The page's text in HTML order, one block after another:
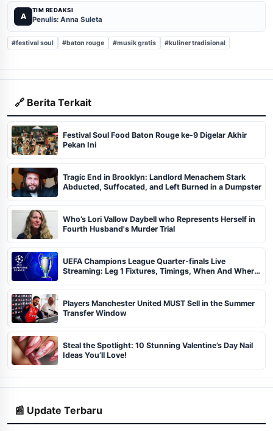
A
TIM REDAKSI
Penulis: Anna Suleta
#festival soul #baton rouge #musik gratis #kuliner tradisional
🔗 Berita Terkait
Festival Soul Food Baton Rouge ke-9 Digelar Akhir
Pekan Ini
Tragic End in Brooklyn: Landlord Menachem Stark
Abducted, Suffocated, and Left Burned in a Dumpster
Who’s Lori Vallow Daybell who Represents Herself in
Fourth Husband's Murder Trial
UEFA Champions League Quarter-finals Live
Streaming: Leg 1 Fixtures, Timings, When And Where
Players Manchester United MUST Sell in the Summer
Transfer Window
Steal the Spotlight: 10 Stunning Valentine’s Day Nail
Ideas You’ll Love!
📰 Update Terbaru